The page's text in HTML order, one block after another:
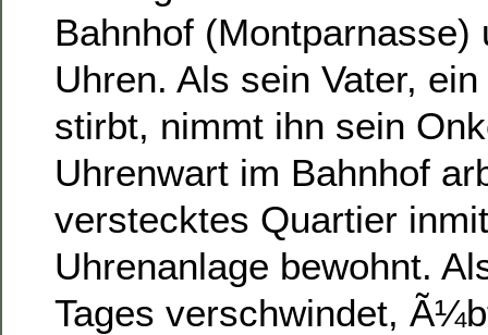
Bahnhof (Montparnasse)
Uhren. Als sein Vater,
stirbt, nimmt ihn sein
Uhrenwart im Bahnhof
verstecktes Quartier
Uhrenanlage bewohnt.
Tages verschwindet,